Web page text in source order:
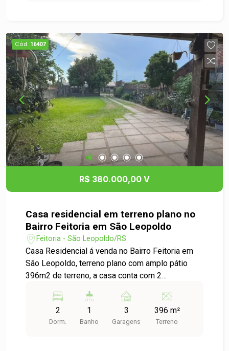
Cód. 16407
R$ 380.000,00 V
Casa residencial em terreno plano no
Bairro Feitoria em São Leopoldo
Feitoria - São Leopoldo/RS
Casa Residencial á venda no Bairro Feitoria em
São Leopoldo, terreno plano com amplo pátio
396m2 de terreno, a casa conta com 2
social, ótima localização. Agende uma visita e
2
Dorm.
1
Banho
3
Garagens
396 m²
Terreno